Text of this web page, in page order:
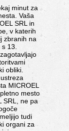
minut za
Vaša
SRL in
v katerih
zbranih na
13.
obliki.
MICROEL
mesto
SRL, ne pa
tudi
organi za